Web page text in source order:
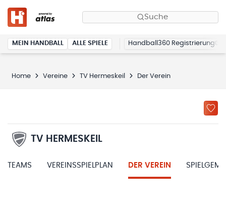
Suche
MEIN HANDBALL ALLE SPIELE Handball360 Registrierung
Home Vereine TV Hermeskeil Der Verein
TV HERMESKEIL
TEAMS VEREINSSPIELPLAN DER VEREIN